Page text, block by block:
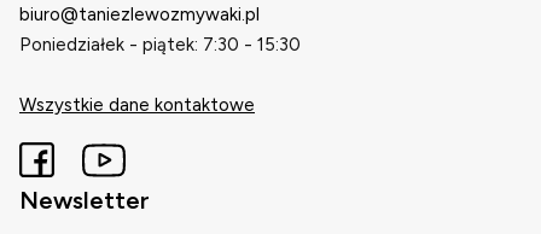
biuro@taniezlewozmywaki.pl
Poniedziałek - piątek: 7:30 - 15:30
Wszystkie dane kontaktowe
Newsletter